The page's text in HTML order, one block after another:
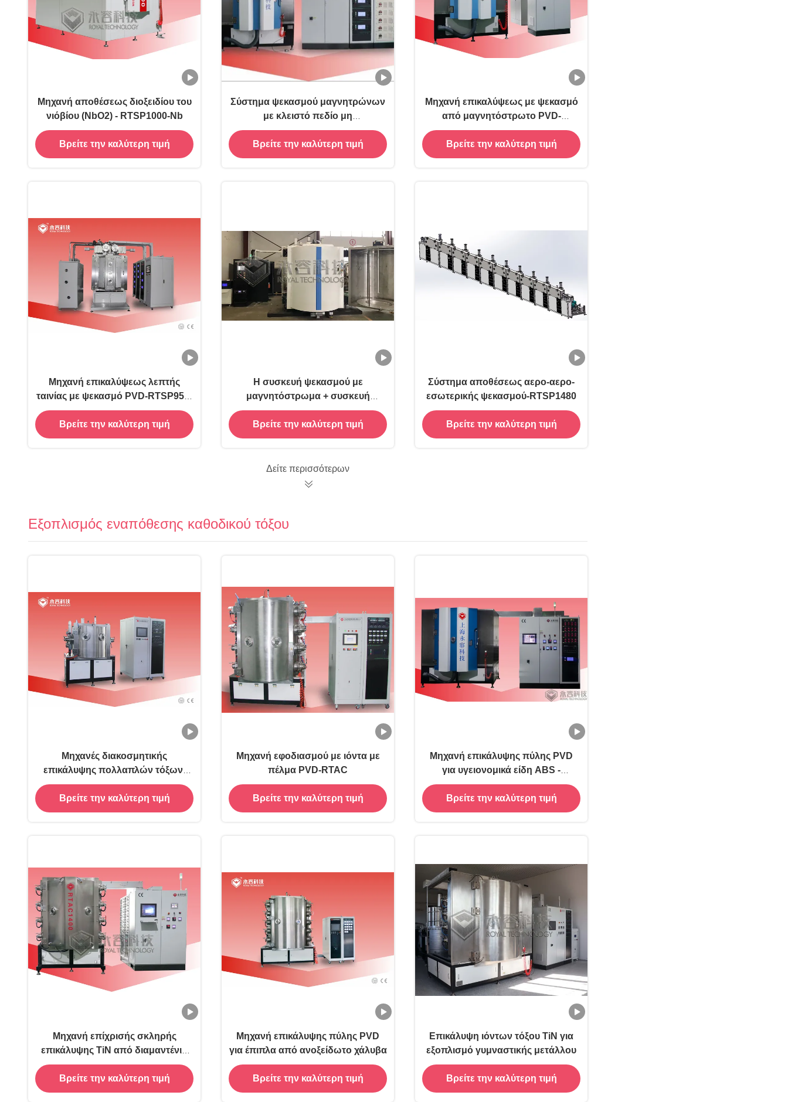
Μηχανή αποθέσεως διοξειδίου του
νιόβίου (NbO2) - RTSP1000-Nb
Βρείτε την καλύτερη τιμή
Σύστημα ψεκασμού μαγνητρώνων
με κλειστό πεδίο μη
ισορροπημένου
Βρείτε την καλύτερη τιμή
Μηχανή επικαλύψεως με ψεκασμό
από μαγνητόστρωτο PVD-
RTSP1200-PCB
Βρείτε την καλύτερη τιμή
Μηχανή επικαλύψεως λεπτής
ταινίας με ψεκασμό PVD-RTSP950-
DLC
Βρείτε την καλύτερη τιμή
Η συσκευή ψεκασμού με
μαγνητόστρωμα + συσκευή
επίχρισής HMDSO PECVD
Βρείτε την καλύτερη τιμή
Σύστημα αποθέσεως αερο-αερο-
εσωτερικής ψεκασμού-RTSP1480
Βρείτε την καλύτερη τιμή
Δείτε περισσότερων
Εξοπλισμός εναπόθεσης καθοδικού τόξου
Μηχανές διακοσμητικής
επικάλυψης πολλαπλών τόξων-
RTAC
Βρείτε την καλύτερη τιμή
Μηχανή εφοδιασμού με ιόντα με
πέλμα PVD-RTAC
Βρείτε την καλύτερη τιμή
Μηχανή επικάλυψης πύλης PVD
για υγειονομικά είδη ABS -
RTAC1600
Βρείτε την καλύτερη τιμή
Μηχανή επίχρισής σκληρής
επικάλυψης TiN από διαμαντένιο
χάλυβα-RTAC1200
Βρείτε την καλύτερη τιμή
Μηχανή επικάλυψης πύλης PVD
για έπιπλα από ανοξείδωτο χάλυβα
Βρείτε την καλύτερη τιμή
Επικάλυψη ιόντων τόξου TiN για
εξοπλισμό γυμναστικής μετάλλου
Βρείτε την καλύτερη τιμή